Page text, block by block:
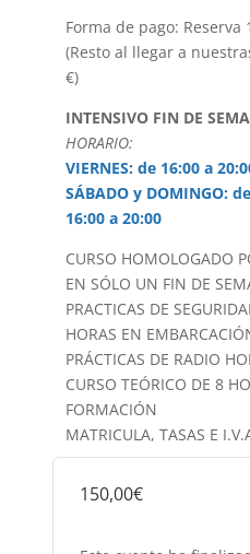
Forma de pago: Reserva
(Resto al llegar a
€)
INTENSIVO FIN DE
HORARIO:
VIERNES: de 16:00 a
SÁBADO y DOMINGO:
16:00 a 20:00
CURSO HOMOLOGADO
EN SÓLO UN FIN DE
PRACTICAS DE
HORAS EN
PRÁCTICAS DE RADIO
CURSO TEÓRICO DE 8
FORMACIÓN
MATRICULA, TASAS E
150,00€